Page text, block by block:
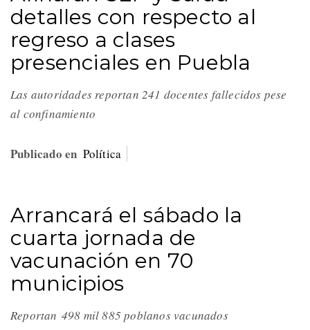
detalles con respecto al
regreso a clases
presenciales en Puebla
Las autoridades reportan 241 docentes fallecidos pese
al confinamiento
Publicado en Política
Arrancará el sábado la
cuarta jornada de
vacunación en 70
municipios
Reportan 498 mil 885 poblanos vacunados